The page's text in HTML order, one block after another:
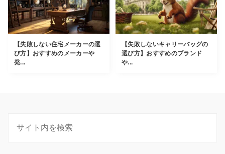
【失敗しない住宅メーカーの選
び方】おすすめのメーカーや
発...
【失敗しないキャリーバッグの
選び方】おすすめのブランド
や...